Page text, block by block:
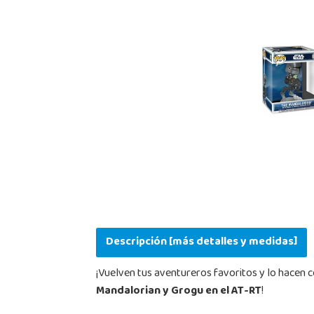
Descripción [más detalles y medidas]
¡Vuelven tus aventureros favoritos y lo hacen
Mandalorian y Grogu en el AT-RT!